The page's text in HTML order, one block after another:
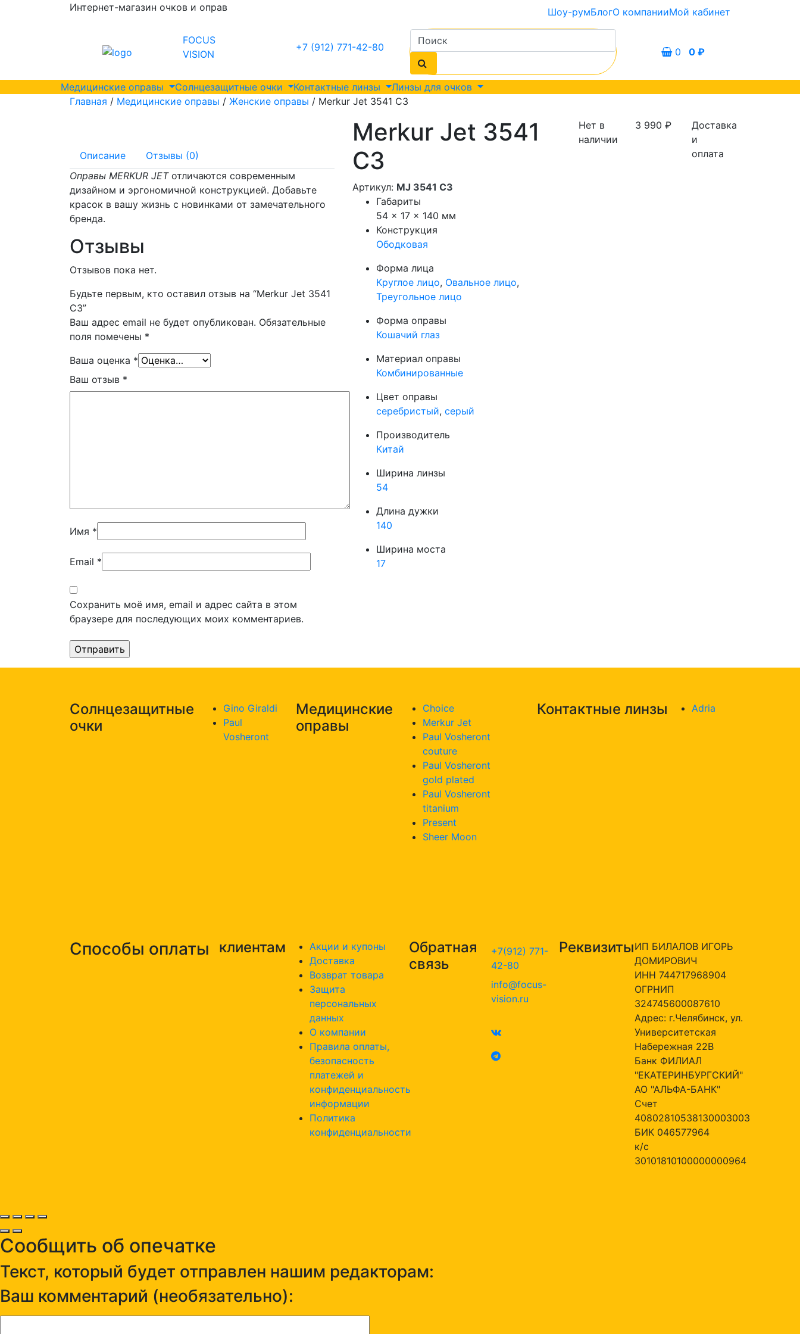
Интернет-магазин очков и оправ Шоу-румБлогО компанииМой кабинет
FOCUS
VISION
+7 (912) 771-42-80 0 0 ₽
Медицинские оправы Солнцезащитные очки Контактные линзы
Линзы для очков
Главная / Медицинские оправы / Женские оправы / Merkur Jet 3541 C3
Описание
Отзывы (0)
Оправы MERKUR JETотличаются современным
дизайном и эргономичной конструкцией. Добавьте
красок в вашу жизнь с новинками от замечательного
бренда.
Отзывы
Отзывов пока нет.
Будьте первым, кто оставил отзыв на “Merkur Jet 3541
C3”
Ваш адрес email не будет опубликован. Обязательные
поля помечены *
Ваша оценка *
Ваш отзыв *
Имя *
Email *
Сохранить моё имя, email и адрес сайта в этом
браузере для последующих моих комментариев.
Merkur Jet 3541
C3
Артикул: MJ 3541 C3
Габариты
54 × 17 × 140 мм
Конструкция
Ободковая
Форма лица
Круглое лицо, Овальное лицо,
Треугольное лицо
Форма оправы
Кошачий глаз
Материал оправы
Комбинированные
Цвет оправы
серебристый, серый
Производитель
Китай
Ширина линзы
54
Длина дужки
140
Ширина моста
17
Нет в
наличии
3 990 ₽
Доставка
и
оплата
Солнцезащитные
очки
Gino Giraldi
Paul
Vosheront
Медицинские
оправы
Choice
Merkur Jet
Paul Vosheront
couture
Paul Vosheront
gold plated
Paul Vosheront
titanium
Present
Sheer Moon
Контактные линзы Adria
Способы оплаты клиентам
Акции и купоны
Доставка
Возврат товара
Защита
персональных
данных
О компании
Правила оплаты,
безопасность
платежей и
конфиденциальность
информации
Политика
конфиденциальности
Обратная
связь
+7(912) 771-
42-80
info@focus-
vision.ru
РеквизитыИП БИЛАЛОВ ИГОРЬ
ДОМИРОВИЧ
ИНН 744717968904
ОГРНИП
324745600087610
Адрес: г.Челябинск, ул.
Университетская
Набережная 22В
Банк ФИЛИАЛ
"ЕКАТЕРИНБУРГСКИЙ"
АО "АЛЬФА-БАНК"
Счет
40802810538130003003
БИК 046577964
к/с
30101810100000000964
Сообщить об опечатке
Текст, который будет отправлен нашим редакторам:
Ваш комментарий (необязательно):